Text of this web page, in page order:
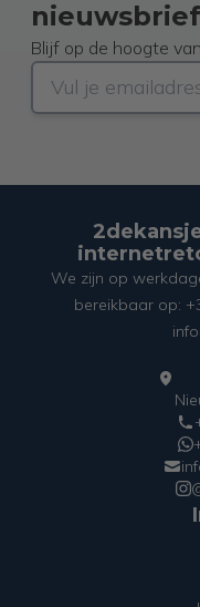
nieuwsbrief
Blijf op de hoogte
We zijn op
bereikbaar op: